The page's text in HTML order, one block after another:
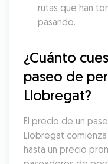
rutas que han
pasando.
¿Cuánto
paseo de
Llobregat?
El precio de un
Llobregat
hasta un precio